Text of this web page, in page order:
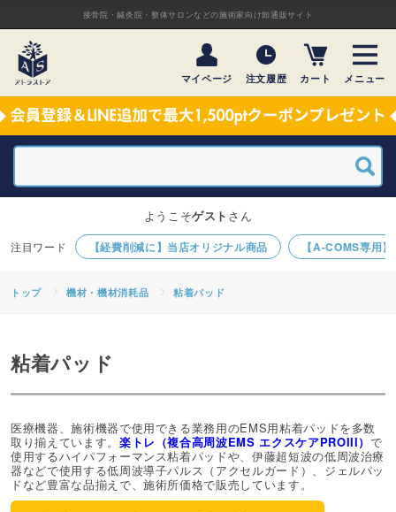
接骨院・鍼灸院・整体サロンなどの施術家向け卸通販サイト
マイページ 注文履歴 カート メニュー
【経費削減に】当店オリジナル商品 【A-COMS専用
ようこそゲスト さん
トップ 機材・機材消耗品 粘着パッド
粘着パッド
医療機器、施術機器で使用できる業務用のEMS用粘着パッドを多数
取り揃えています。 楽トレ（複合高周波EMS エクスケアPROIII）で
使用するハイパフォーマンス粘着パッドや、伊藤超短波の低周波治療
器などで使用する低周波導子パルス（アクセルガード）、ジェルパッ
ドなど豊富な品揃えで、施術所価格で販売しています。